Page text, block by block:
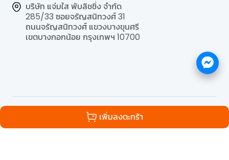
เพิ่มลงตะกร้า
บริษัท แจ่มใส พับลิชชิ่ง จำกัด
285/33 ซอยจรัญสนิทวงศ์ 31
ถนนจรัญสนิทวงศ์ แขวงบางขุนศรี
เขตบางกอกน้อย กรุงเทพฯ 10700
All Rights Reserved | Powered by
Publishing Co.,Ltd..